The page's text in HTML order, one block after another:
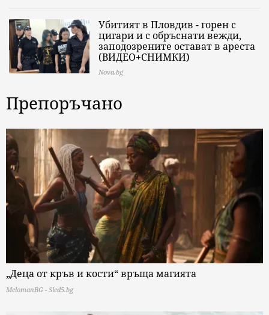
Убитият в Пловдив - горен с
цигари и с обръснати вежди,
заподозрените остават в ареста
(ВИДЕО+СНИМКИ)
Nova.bg
Препоръчано
„Деца от кръв и кости“ връща магията
MelomanBG - Sled5.bg